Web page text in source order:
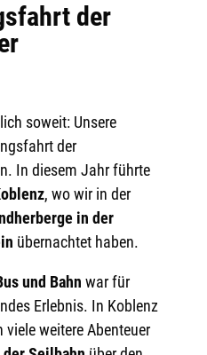
der
soweit: Unsere
der
In diesem Jahr führte
, wo wir in der
in der
übernachtet haben.
und Bahn war für
Erlebnis. In Koblenz
weitere Abenteuer